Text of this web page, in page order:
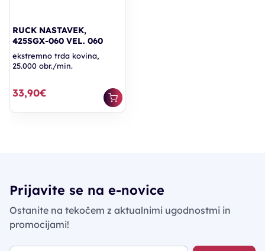
RUCK NASTAVEK,
425SGX-060 VEL. 060
ekstremno trda kovina,
25.000 obr./min.
33,90€
Prijavite se na e-novice
Ostanite na tekočem z aktualnimi ugodnostmi in
promocijami!